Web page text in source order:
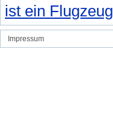
ist ein Flugzeug
Impressum